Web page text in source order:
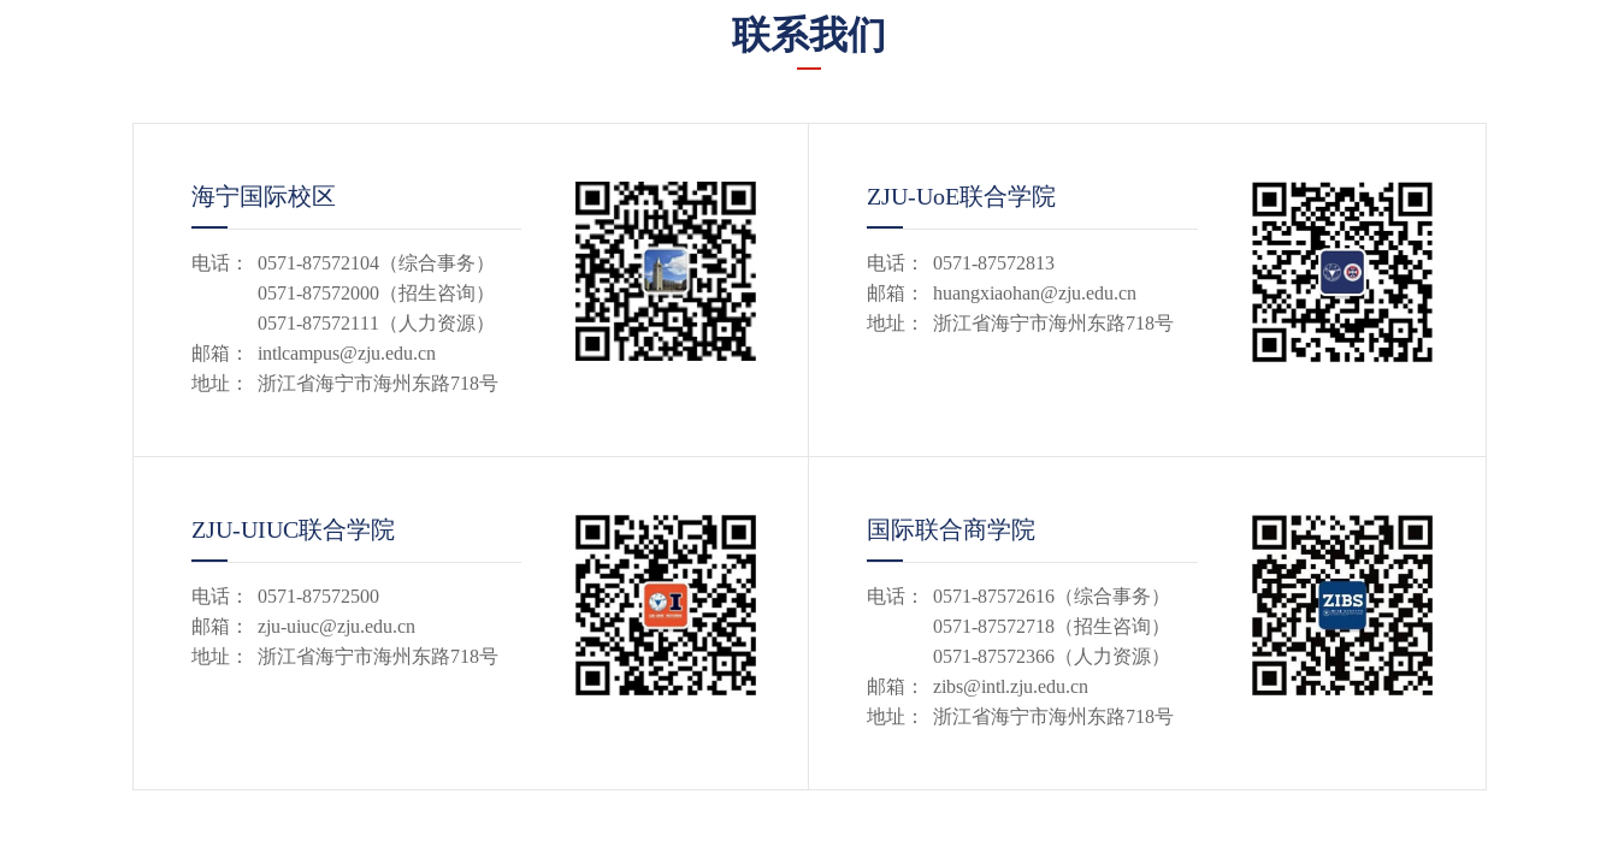
联系我们
海宁国际校区
电话：
0571-87572104（综合事务）
0571-87572000（招生咨询）
0571-87572111（人力资源）
邮箱：
intlcampus@zju.edu.cn
地址：
浙江省海宁市海州东路718号
ZJU-UoE联合学院
电话：
0571-87572813
邮箱：
huangxiaohan@zju.edu.cn
地址：
浙江省海宁市海州东路718号
ZJU-UIUC联合学院
电话：
0571-87572500
邮箱：
zju-uiuc@zju.edu.cn
地址：
浙江省海宁市海州东路718号
国际联合商学院
电话：
0571-87572616（综合事务）
0571-87572718（招生咨询）
0571-87572366（人力资源）
邮箱：
zibs@intl.zju.edu.cn
地址：
浙江省海宁市海州东路718号